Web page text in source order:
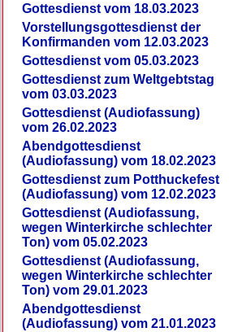
Gottesdienst vom 18.03.2023
Vorstellungsgottesdienst der
Konfirmanden vom 12.03.2023
Gottesdienst vom 05.03.2023
Gottesdienst zum Weltgebtstag
vom 03.03.2023
Gottesdienst (Audiofassung)
vom 26.02.2023
Abendgottesdienst
(Audiofassung) vom 18.02.2023
Gottesdienst zum Potthuckefest
(Audiofassung) vom 12.02.2023
Gottesdienst (Audiofassung,
wegen Winterkirche schlechter
Ton) vom 05.02.2023
Gottesdienst (Audiofassung,
wegen Winterkirche schlechter
Ton) vom 29.01.2023
Abendgottesdienst
(Audiofassung) vom 21.01.2023